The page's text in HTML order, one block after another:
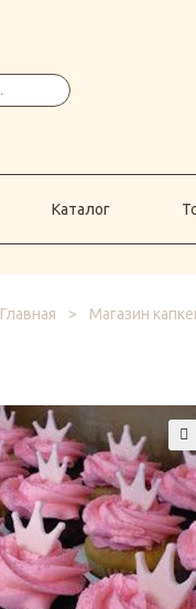
Каталог
Главная > Магазин